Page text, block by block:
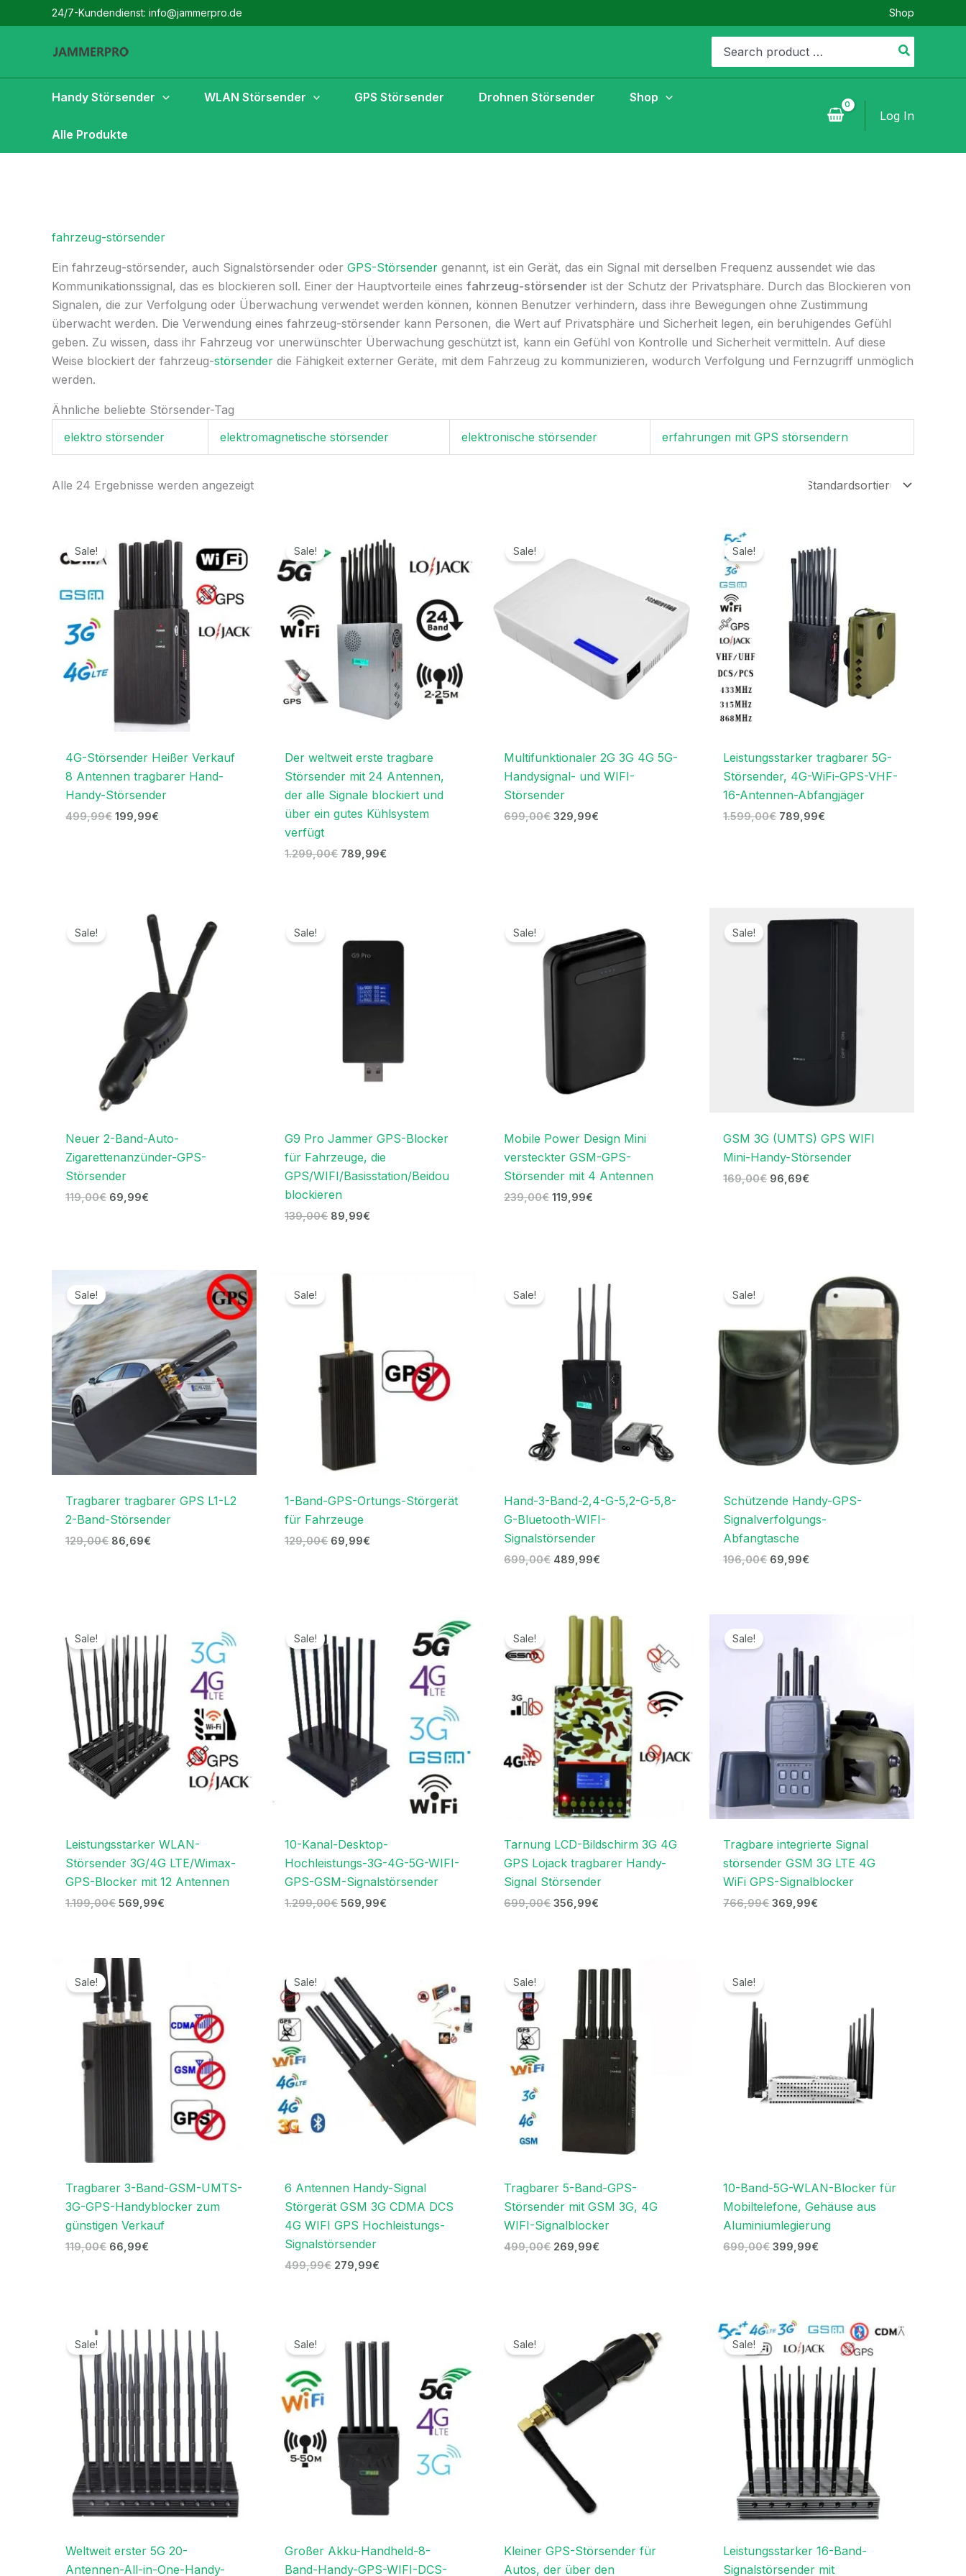
Inhalt
24/7-Kundendienst: info@jammerpro.de Shop
for:
Handy Störsender WLAN Störsender GPS Störsender Drohnen Störsender Shop
Alle Produkte
Log In
fahrzeug-störsender
Ein fahrzeug-störsender, auch Signalstörsender oder GPS-Störsender genannt, ist ein Gerät, das ein Signal mit derselben Frequenz aussendet wie das
Kommunikationssignal, das es blockieren soll. Einer der Hauptvorteile eines fahrzeug-störsender ist der Schutz der Privatsphäre. Durch das Blockieren von
Signalen, die zur Verfolgung oder Überwachung verwendet werden können, können Benutzer verhindern, dass ihre Bewegungen ohne Zustimmung
überwacht werden. Die Verwendung eines fahrzeug-störsender kann Personen, die Wert auf Privatsphäre und Sicherheit legen, ein beruhigendes Gefühl
geben. Zu wissen, dass ihr Fahrzeug vor unerwünschter Überwachung geschützt ist, kann ein Gefühl von Kontrolle und Sicherheit vermitteln. Auf diese
Weise blockiert der fahrzeug-störsender die Fähigkeit externer Geräte, mit dem Fahrzeug zu kommunizieren, wodurch Verfolgung und Fernzugriff unmöglich
werden.
Ähnliche beliebte Störsender-Tag
elektro störsender
elektromagnetische störsender elektronische störsender erfahrungen mit GPS störsendern
Alle 24 Ergebnisse werden angezeigt
Sale!
4G-Störsender Heißer Verkauf
8 Antennen tragbarer Hand-
Handy-Störsender
499,99€
Preis
war:
499,99€
199,99€
Preis
ist:
199,99€.
Sale!
Der weltweit erste tragbare
Störsender mit 24 Antennen,
der alle Signale blockiert und
über ein gutes Kühlsystem
verfügt
1.299,00€
Preis
war:
1.299,00€
789,99€
Preis
789,99€.
Sale!
Multifunktionaler 2G 3G 4G 5G-
Handysignal- und WIFI-
Störsender
699,00€
war:
699,00€
329,99€
329,99€.
Sale!
Leistungsstarker tragbarer 5G-
Störsender, 4G-WiFi-GPS-VHF-
16-Antennen-Abfangjäger
1.599,00€
war:
1.599,00€
789,99€
Preis
ist:
789,99€.
Sale!
Neuer 2-Band-Auto-
Zigarettenanzünder-GPS-
Störsender
119,00€
Ursprünglicher
69,99€
Aktueller
Preis
ist:
69,99€.
Sale!
G9 Pro Jammer GPS-Blocker
für Fahrzeuge, die
GPS/WIFI/Basisstation/Beidou
blockieren
139,00€
war:
139,00€
89,99€
ist:
89,99€.
Sale!
Mobile Power Design Mini
versteckter GSM-GPS-
Störsender mit 4 Antennen
239,00€
war:
239,00€
119,99€
ist:
119,99€.
Sale!
GSM 3G (UMTS) GPS WIFI
Mini-Handy-Störsender
169,00€
Preis
96,69€
Sale!
Tragbarer tragbarer GPS L1-L2
2-Band-Störsender
129,00€
Ursprünglicher
war:
129,00€
86,69€
Aktueller
Preis
86,69€.
Sale!
1-Band-GPS-Ortungs-Störgerät
für Fahrzeuge
129,00€
Ursprünglicher
Preis
war:
129,00€
69,99€
Sale!
Hand-3-Band-2,4-G-5,2-G-5,8-
G-Bluetooth-WIFI-
Signalstörsender
699,00€
Preis
699,00€
489,99€
Preis
ist:
489,99€.
Sale!
Schützende Handy-GPS-
Signalverfolgungs-
Abfangtasche
196,00€
Ursprünglicher
196,00€
69,99€
Aktueller
Preis
ist:
69,99€.
Sale!
Leistungsstarker WLAN-
Störsender 3G/4G LTE/Wimax-
GPS-Blocker mit 12 Antennen
1.199,00€
Preis
war:
1.199,00€
569,99€
Preis
ist:
569,99€.
Sale!
10-Kanal-Desktop-
Hochleistungs-3G-4G-5G-WIFI-
GPS-GSM-Signalstörsender
1.299,00€
war:
569,99€
569,99€.
Sale!
Tarnung LCD-Bildschirm 3G 4G
GPS Lojack tragbarer Handy-
Signal Störsender
699,00€
Ursprünglicher
699,00€
356,99€
Aktueller
ist:
356,99€.
Sale!
Tragbare integrierte Signal
störsender GSM 3G LTE 4G
WiFi GPS-Signalblocker
766,99€
war:
766,99€
369,99€
369,99€.
Sale!
Tragbarer 3-Band-GSM-UMTS-
3G-GPS-Handyblocker zum
günstigen Verkauf
119,00€
Ursprünglicher
Preis
war:
119,00€
66,99€
Sale!
6 Antennen Handy-Signal
Störgerät GSM 3G CDMA DCS
4G WIFI GPS Hochleistungs-
Signalstörsender
499,99€
Preis
war:
499,99€
279,99€
279,99€.
Sale!
Tragbarer 5-Band-GPS-
Störsender mit GSM 3G, 4G
WIFI-Signalblocker
499,00€
499,00€
269,99€
Preis
269,99€.
Sale!
10-Band-5G-WLAN-Blocker für
Mobiltelefone, Gehäuse aus
Aluminiumlegierung
699,00€ 399,99€
Sale!
Weltweit erster 5G 20-
Antennen-All-in-One-Handy-
Preis
war:
1.199,00€
Preis
ist:
699,99€.
Sale!
Großer Akku-Handheld-8-
Band-Handy-GPS-WIFI-DCS-
Preis
war:
999,00€
Preis
ist:
Sale!
Kleiner GPS-Störsender für
Autos, der über den
119,00€
Preis
ist:
69,99€.
Sale!
Leistungsstarker 16-Band-
Signalstörsender mit
Ursprünglicher
Preis
war:
2.099,00€
Aktueller
Preis
ist:
1.099,99€.